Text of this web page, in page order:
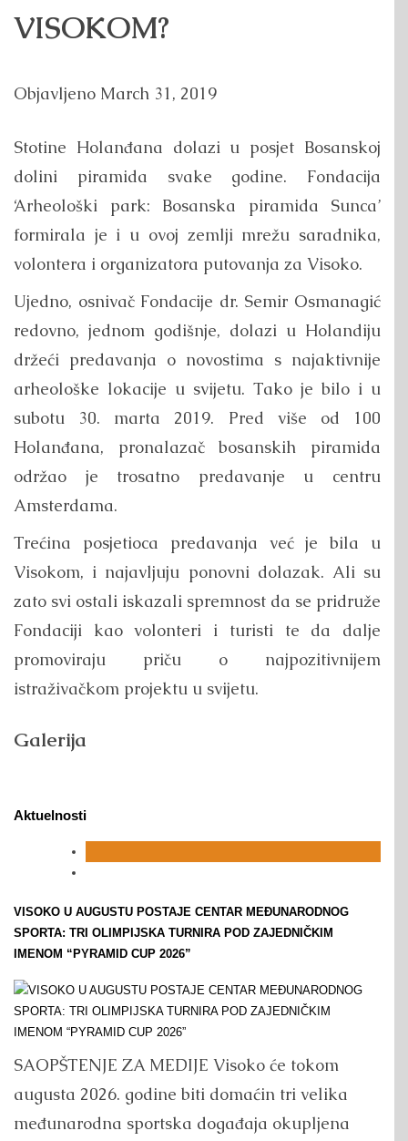
VISOKOM?
Objavljeno March 31, 2019
Stotine Holanđana dolazi u posjet Bosanskoj
dolini piramida svake godine. Fondacija
‘Arheološki park: Bosanska piramida Sunca’
formirala je i u ovoj zemlji mrežu saradnika,
volontera i organizatora putovanja za Visoko.
Ujedno, osnivač Fondacije dr. Semir Osmanagić
redovno, jednom godišnje, dolazi u Holandiju
držeći predavanja o novostima s najaktivnije
arheološke lokacije u svijetu. Tako je bilo i u
subotu 30. marta 2019. Pred više od 100
Holanđana, pronalazač bosanskih piramida
održao je trosatno predavanje u centru
Amsterdama.
Trećina posjetioca predavanja već je bila u
Visokom, i najavljuju ponovni dolazak. Ali su
zato svi ostali iskazali spremnost da se pridruže
Fondaciji kao volonteri i turisti te da dalje
promoviraju priču o najpozitivnijem
istraživačkom projektu u svijetu.
Galerija
Aktuelnosti
VISOKO U AUGUSTU POSTAJE CENTAR MEĐUNARODNOG
SPORTA: TRI OLIMPIJSKA TURNIRA POD ZAJEDNIČKIM
IMENOM “PYRAMID CUP 2026”
SAOPŠTENJE ZA MEDIJE Visoko će tokom
augusta 2026. godine biti domaćin tri velika
međunarodna sportska događaja okupljena